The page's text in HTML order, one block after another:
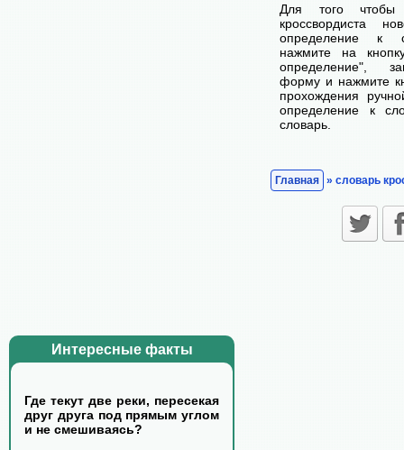
Интересные факты
Где текут две реки, пересекая
друг друга под прямым углом
и не смешиваясь?
Для того чтобы
кроссвордиста
определение к
нажмите на
определение",
форму и нажмите
прохождения
определение к
словарь.
Главная » словарь